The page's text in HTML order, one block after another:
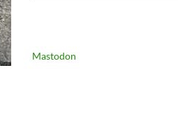
Mastodon